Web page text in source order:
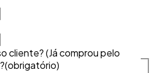
cliente? (Já comprou pelo
(obrigatório)